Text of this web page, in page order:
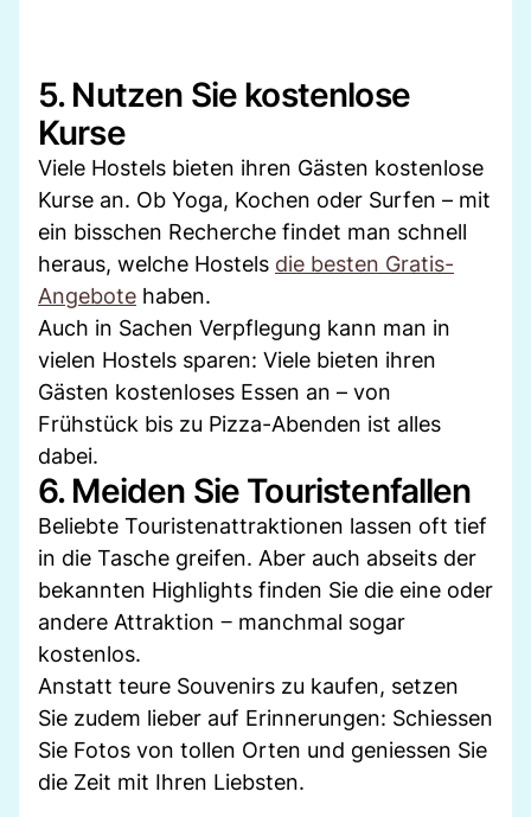
5. Nutzen Sie kostenlose
Kurse
Viele Hostels bieten ihren Gästen kostenlose
Kurse an. Ob Yoga, Kochen oder Surfen – mit
ein bisschen Recherche findet man schnell
heraus, welche Hostels die besten Gratis-
Angebote haben.
Auch in Sachen Verpflegung kann man in
vielen Hostels sparen: Viele bieten ihren
Gästen kostenloses Essen an – von
Frühstück bis zu Pizza-Abenden ist alles
dabei.
6. Meiden Sie Touristenfallen
Beliebte Touristenattraktionen lassen oft tief
in die Tasche greifen. Aber auch abseits der
bekannten Highlights finden Sie die eine oder
andere Attraktion ‒ manchmal sogar
kostenlos.
Anstatt teure Souvenirs zu kaufen, setzen
Sie zudem lieber auf Erinnerungen: Schiessen
Sie Fotos von tollen Orten und geniessen Sie
die Zeit mit Ihren Liebsten.